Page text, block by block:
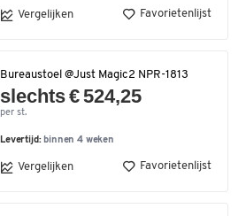
Vergelijken Favorietenlijst
Bureaustoel @Just Magic2 NPR-1813
slechts € 524,25
per st.
Levertijd: binnen 4 weken
Vergelijken Favorietenlijst